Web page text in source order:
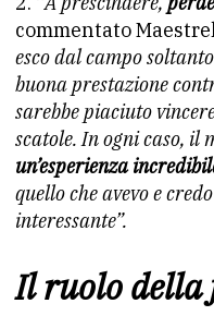
commentato
esco dal campo
buona prestazione
sarebbe piaciuto
scatole. In ogni caso, il
un’esperienza
quello che avevo e
interessante”.
Il ruolo